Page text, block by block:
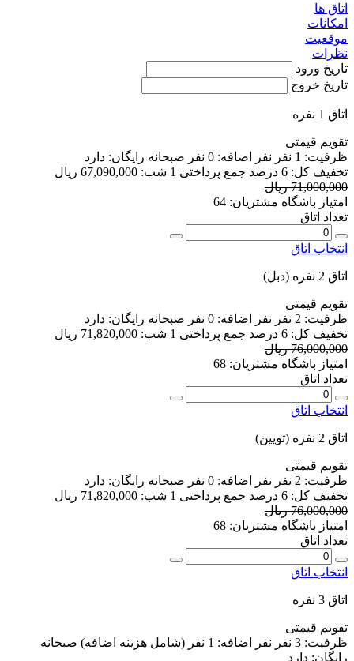
اتاق ها
امکانات
موقعیت
نظرات
تاریخ ورود
تاریخ خروج
اتاق 1 نفره
تقویم قیمتی
ظرفیت: 1 نفر نفر اضافه: 0 نفر صبحانه رایگان: دارد
تخفیف کل: 6 درصد جمع پرداختی 1 شب:
67,090,000 ریال
71,000,000 ریال
امتیاز باشگاه مشتریان: 64
تعداد اتاق
انتخاب اتاق
اتاق 2 نفره (دبل)
تقویم قیمتی
ظرفیت: 2 نفر نفر اضافه: 0 نفر صبحانه رایگان: دارد
تخفیف کل: 6 درصد جمع پرداختی 1 شب:
71,820,000 ریال
76,000,000 ریال
امتیاز باشگاه مشتریان: 68
تعداد اتاق
انتخاب اتاق
اتاق 2 نفره (تویین)
تقویم قیمتی
ظرفیت: 2 نفر نفر اضافه: 0 نفر صبحانه رایگان: دارد
تخفیف کل: 6 درصد جمع پرداختی 1 شب:
71,820,000 ریال
76,000,000 ریال
امتیاز باشگاه مشتریان: 68
تعداد اتاق
انتخاب اتاق
اتاق 3 نفره
تقویم قیمتی
ظرفیت: 3 نفر نفر اضافه: 1 نفر (شامل هزینه اضافه) صبحانه
رایگان: دارد